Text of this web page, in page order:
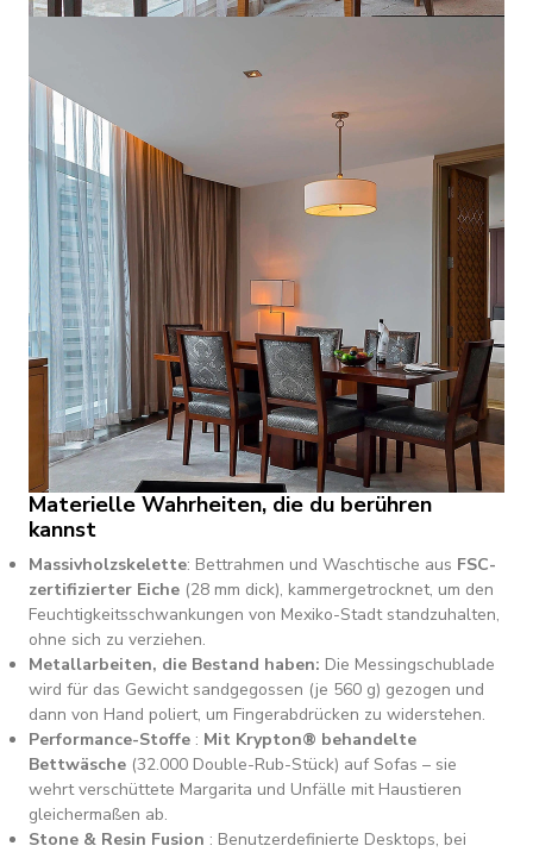
Materielle Wahrheiten, die du berühren
kannst
Massivholzskelette: Bettrahmen und Waschtische aus FSC-
zertifizierter Eiche (28 mm dick), kammergetrocknet, um den
Feuchtigkeitsschwankungen von Mexiko-Stadt standzuhalten,
ohne sich zu verziehen.
Metallarbeiten, die Bestand haben: Die Messingschublade
wird für das Gewicht sandgegossen (je 560 g) gezogen und
dann von Hand poliert, um Fingerabdrücken zu widerstehen.
Performance-Stoffe : Mit Krypton® behandelte
Bettwäsche (32.000 Double-Rub-Stück) auf Sofas – sie
wehrt verschüttete Margarita und Unfälle mit Haustieren
gleichermaßen ab.
Stone & Resin Fusion : Benutzerdefinierte Desktops, bei